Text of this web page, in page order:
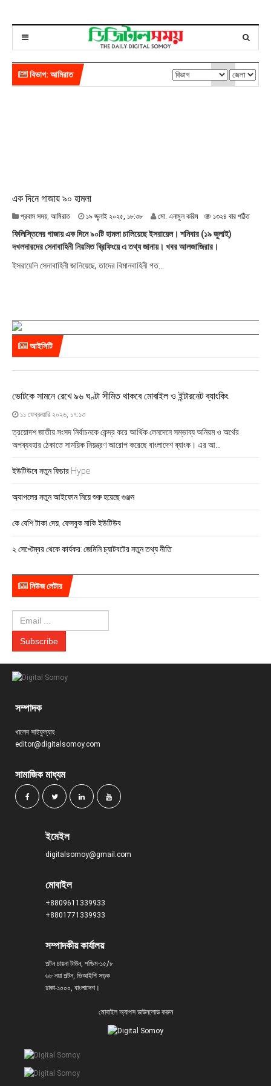
বিভাগ: আমিরাত
এক দিনে গাজায় ৯০ হামলা
প্রবাস সময়, আমিরাত ১৯ জুলাই ২০২৫, ১৮:৩৮
জু
লা
ই
২
৮
৩
৮
মো. এনামুল করিম ১৩২৪ বার পঠিত
ফিলিস্তিনের গাজায় এক দিনে ৯০টি হামলা চালিয়েছে ইসরায়েল। শনিবার (১৯ ‍জুলাই)
দখলদারদের সেনাবাহিনী নিয়মিত ব্রিফিংয়ে এ তথ্য জানায়। খবর আলজাজিরার।
ইসরায়েলি সেনাবাহিনী জানিয়েছে, তাদের বিমানবাহিনী গত...
আইসিটি
ভোটকে সামনে রেখে ৯৬ ঘণ্টা সীমিত থাকবে মোবাইল ও ইন্টারনেট ব্যাংকিং
১১ ফেব্রুয়ারি ২০২৬, ১৭:১৩
ত্রয়োদশ জাতীয় সংসদ নির্বাচনকে কেন্দ্র করে আর্থিক লেনদেনে সম্ভাব্য অনিয়ম ও অর্থের
অপব্যবহার ঠেকাতে সাময়িক নিয়ন্ত্রণ আরোপ করেছে বাংলাদেশ ব্যাংক। এর আ...
ইউটিউবে নতুন ফিচার Hype
অ্যাপলের নতুন আইফোন নিয়ে শুরু হয়েছে গুঞ্জন
কে বেশি টাকা দেয়, ফেসবুক নাকি ইউটিউব
২ সেপ্টেম্বর থেকে কার্যকর: জেমিনি চ্যাটবটের নতুন তথ্য নীতি
নিউজ লেটার
সম্পাদক
খালেদ সাইফুল্যাহ
editor@digitalsomoy.com
সামাজিক মাধ্যম
ইমেইল
digitalsomoy@gmail.com
মোবাইল
+8809611339933
+8801771339933
সম্পাদকীয় কার্যালয়
পল্টন চায়না টাউন, পশ্চিম-১৫/৮
৬৮ নয়া পল্টন, ভিআইপি সড়ক
ঢাকা-১০০০, বাংলাদেশ।
মোবাইল অ্যাপস ডাউনলোড করুন